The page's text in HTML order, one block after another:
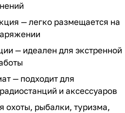
— легко размещается на
— идеален для экстренной
— подходит для
и аксессуаров
охоты, рыбалки, туризма,